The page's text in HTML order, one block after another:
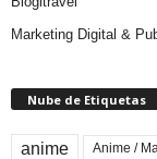
Marketing Digital &
Nube de Etiquetas
anime Anime /